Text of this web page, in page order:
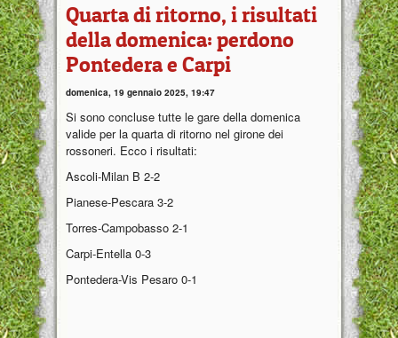
Quarta di ritorno, i risultati
della domenica: perdono
Pontedera e Carpi
domenica, 19 gennaio 2025, 19:47
Si sono concluse tutte le gare della domenica
valide per la quarta di ritorno nel girone dei
rossoneri. Ecco i risultati:
Ascoli-Milan B 2-2
Pianese-Pescara 3-2
Torres-Campobasso 2-1
Carpi-Entella 0-3
Pontedera-Vis Pesaro 0-1